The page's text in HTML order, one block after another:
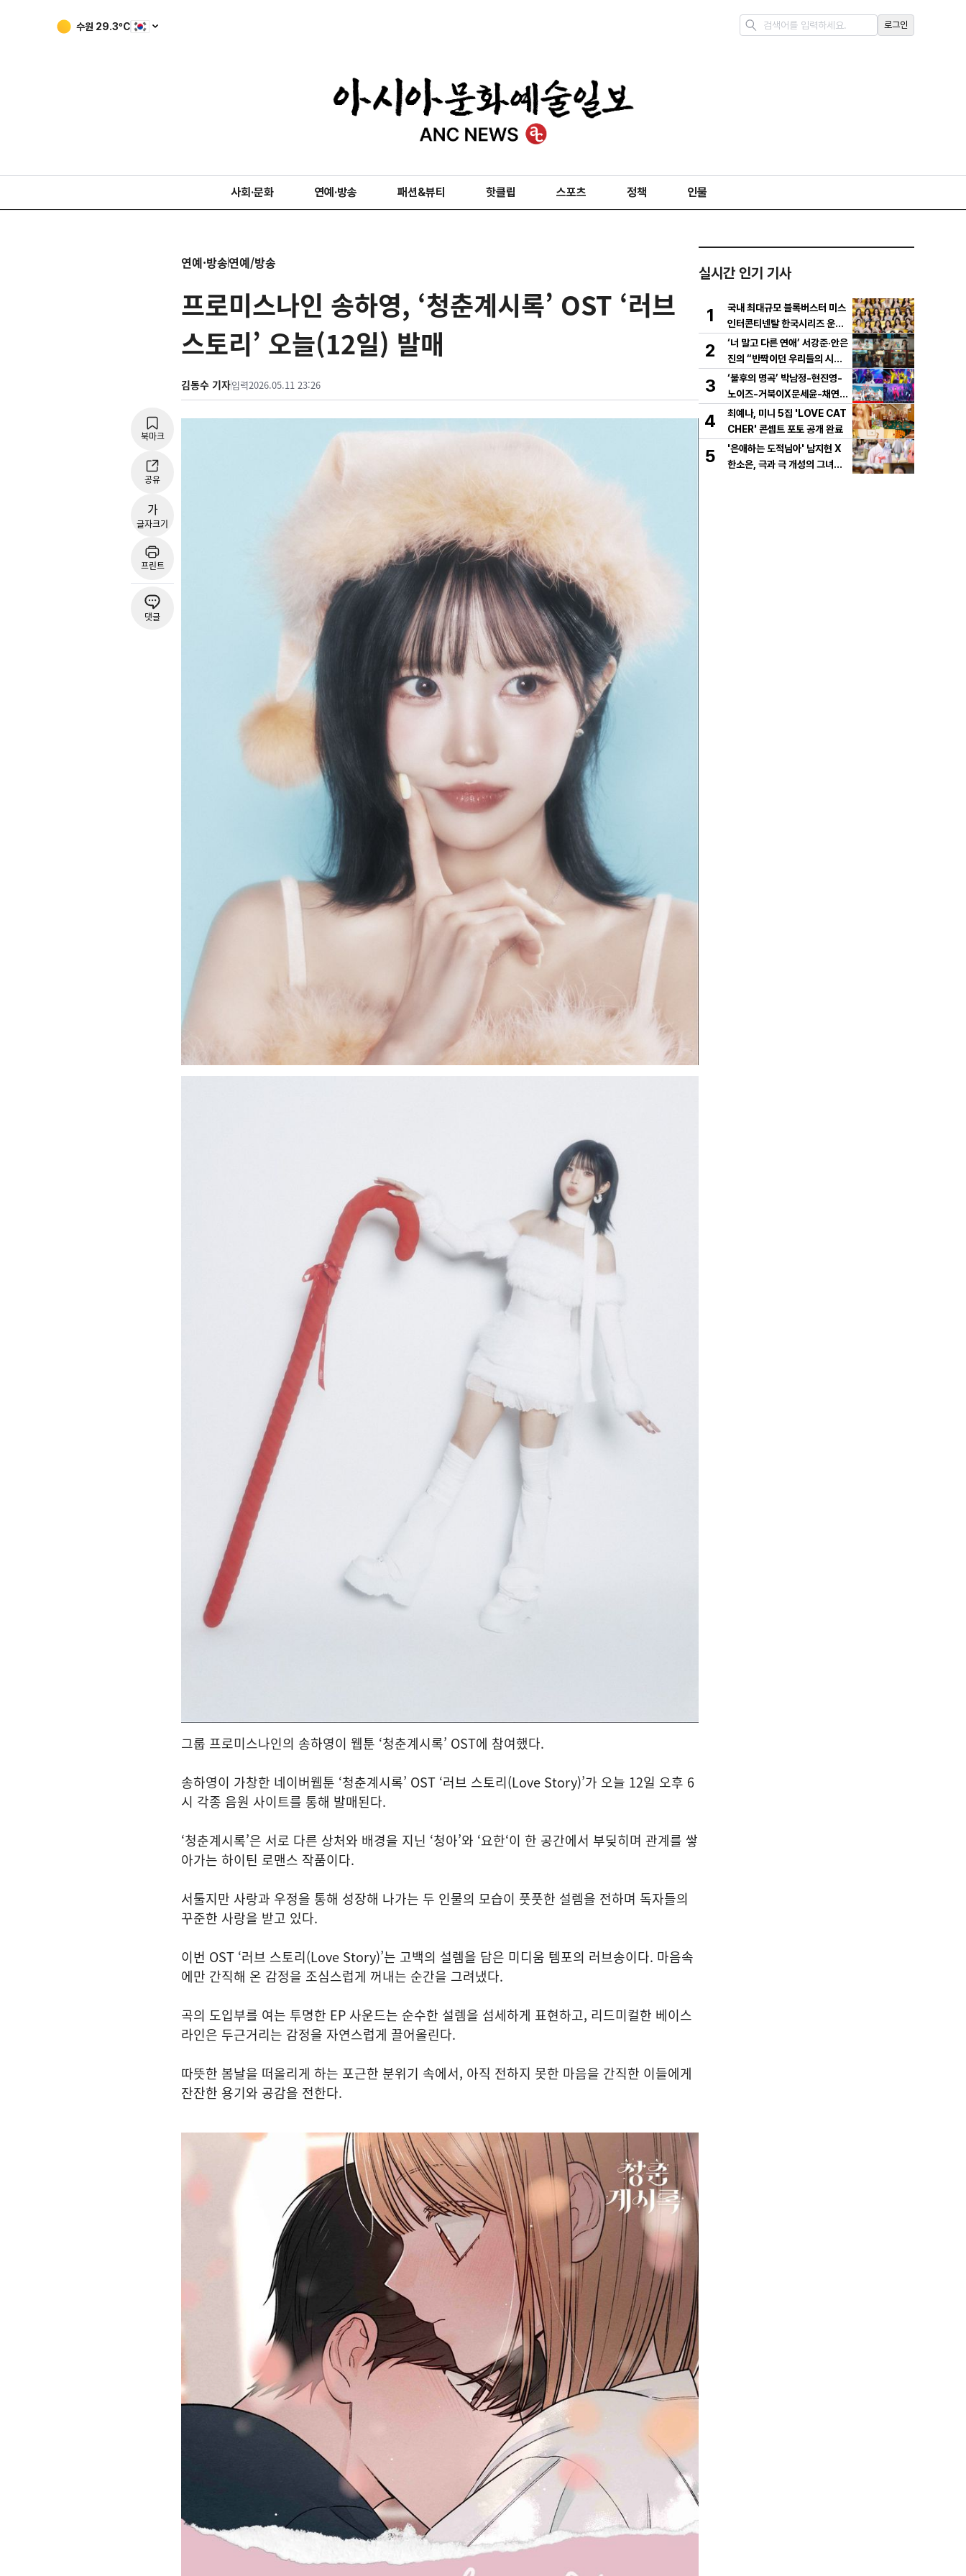
수원 29.3ºC 로그인
사회·문화 연예·방송 패션&뷰티 핫클립 스포츠 정책 인물
연예·방송연예/방송
프로미스나인 송하영, ‘청춘계시록’ OST ‘러브
스토리’ 오늘(12일) 발매
김동수 기자입력2026.05.11 23:26
북마크
공유
가
글자크기
프린트
댓글
그룹 프로미스나인의 송하영이 웹툰 ‘청춘계시록’ OST에 참여했다.
송하영이 가창한 네이버웹툰 ‘청춘계시록’ OST ‘러브 스토리(Love Story)’가 오늘 12일 오후 6
시 각종 음원 사이트를 통해 발매된다.
‘청춘계시록’은 서로 다른 상처와 배경을 지닌 ‘청아’와 ‘요한‘이 한 공간에서 부딪히며 관계를 쌓
아가는 하이틴 로맨스 작품이다.
서툴지만 사랑과 우정을 통해 성장해 나가는 두 인물의 모습이 풋풋한 설렘을 전하며 독자들의
꾸준한 사랑을 받고 있다.
이번 OST ‘러브 스토리(Love Story)’는 고백의 설렘을 담은 미디움 템포의 러브송이다. 마음속
에만 간직해 온 감정을 조심스럽게 꺼내는 순간을 그려냈다.
곡의 도입부를 여는 투명한 EP 사운드는 순수한 설렘을 섬세하게 표현하고, 리드미컬한 베이스
라인은 두근거리는 감정을 자연스럽게 끌어올린다.
따뜻한 봄날을 떠올리게 하는 포근한 분위기 속에서, 아직 전하지 못한 마음을 간직한 이들에게
잔잔한 용기와 공감을 전한다.
실시간 인기 기사
1
국내 최대규모 블록버스터 미스
인터콘티넨탈 한국시리즈 운용
개시!
2
‘너 말고 다른 연애’ 서강준·안은
진의 “반짝이던 우리들의 시간”
10년 사랑 서사 드러났다! 1차
설렘 티저 영상 공개!
3
‘불후의 명곡’ 박남정-현진영-
노이즈-거북이X문세윤-채연,
이번엔 댄스 배틀이다! X세대
댄스 레전드 총출동! 댄스 본능
깨운다!
4
최예나, 미니 5집 'LOVE CAT
CHER' 콘셉트 포토 공개 완료
5
'은애하는 도적님아' 남지현 X
한소은, 극과 극 개성의 그녀들